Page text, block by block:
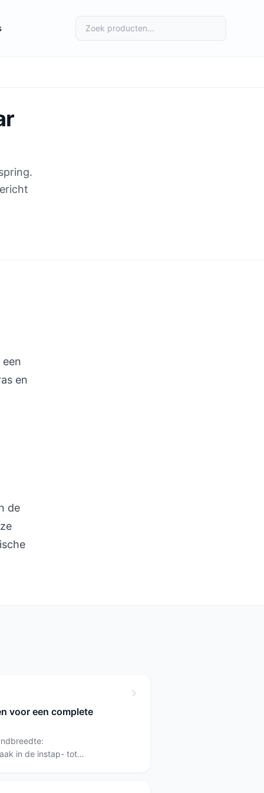
en
de
voor een complete
in de instap- tot